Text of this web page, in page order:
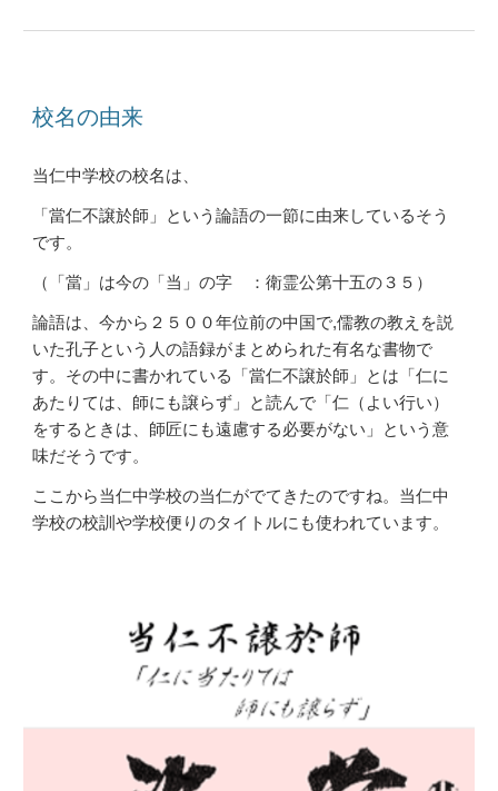
校名の由来
当仁中学校の校名は、
「當仁不譲於師」という論語の一節に由来しているそう
です。
（「當」は今の「当」の字 ：衛霊公第十五の３５）
論語は、今から２５００年位前の中国で,儒教の教えを説
いた孔子という人の語録がまとめられた有名な書物で
す。その中に書かれている「當仁不譲於師」とは「仁に
あたりては、師にも譲らず」と読んで「仁（よい行い）
をするときは、師匠にも遠慮する必要がない」という意
味だそうです。
ここから当仁中学校の当仁がでてきたのですね。当仁中
学校の校訓や学校便りのタイトルにも使われています。